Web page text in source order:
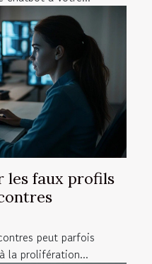
les faux profils
peut parfois
la prolifération...